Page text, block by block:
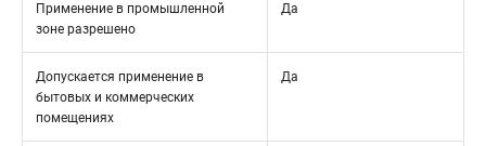
Применение в промышленной
зоне разрешено
Да
Допускается применение в
бытовых и коммерческих
помещениях
Да